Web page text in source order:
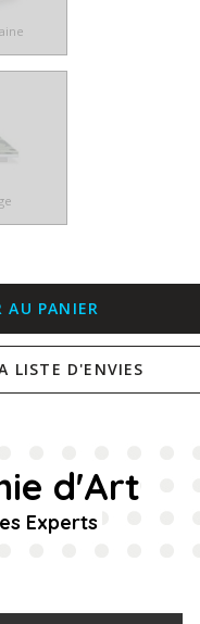
AU PANIER
LISTE D'ENVIES
d'Art
Experts